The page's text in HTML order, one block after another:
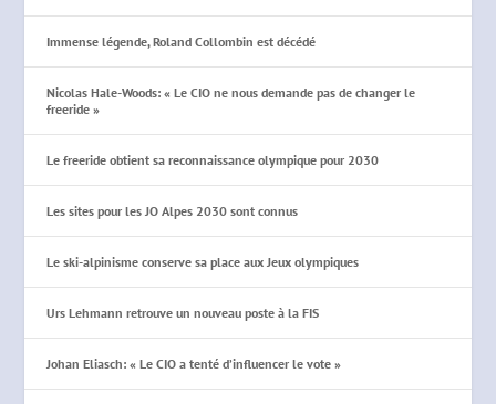
Immense légende, Roland Collombin est décédé
Nicolas Hale-Woods: « Le CIO ne nous demande pas de changer le
freeride »
Le freeride obtient sa reconnaissance olympique pour 2030
Les sites pour les JO Alpes 2030 sont connus
Le ski-alpinisme conserve sa place aux Jeux olympiques
Urs Lehmann retrouve un nouveau poste à la FIS
Johan Eliasch: « Le CIO a tenté d’influencer le vote »